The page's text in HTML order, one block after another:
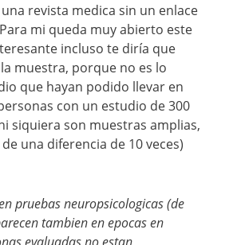
revista medica sin un enlace
mi queda muy abierto este
incluso te diría que
muestra, porque no es lo
que hayan podido llevar en
con un estudio de 300
siquiera son muestras amplias,
una diferencia de 10 veces)
pruebas neuropsicologicas (de
tambien en epocas en
evaluadas no estan